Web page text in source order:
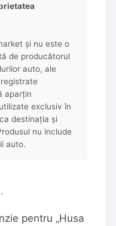
și nu este o
de producătorul
auto, ale
aparțin
exclusiv în
destinația și
nu include
auto.
pentru „Husa